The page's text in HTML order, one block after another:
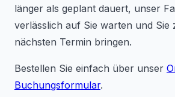
länger als geplant dauert, unser
verlässlich auf Sie warten und Sie
nächsten Termin bringen.
Bestellen Sie einfach über unser
Buchungsformular.